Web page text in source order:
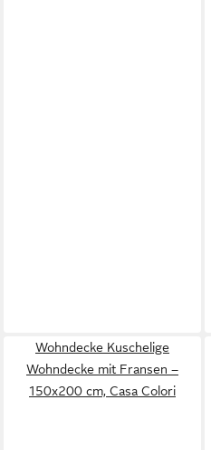
Wohndecke Kuschelige
Wohndecke mit Fransen –
150x200 cm, Casa Colori